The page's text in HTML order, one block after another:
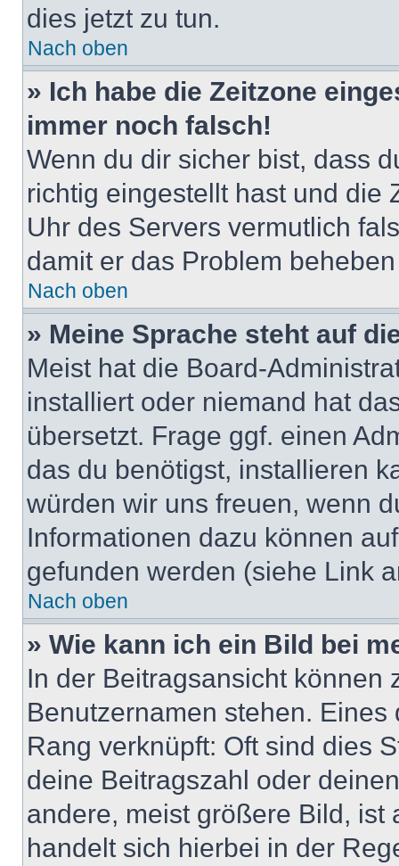
dies jetzt zu tun.
Nach oben
» Ich habe die Zeitzone
immer noch falsch!
Wenn du dir sicher bist, dass
richtig eingestellt hast und die
Uhr des Servers vermutlich
damit er das Problem
Nach oben
» Meine Sprache steht auf
Meist hat die Board-
installiert oder niemand hat
übersetzt. Frage ggf. einen
das du benötigst, installieren
würden wir uns freuen, wenn
Informationen dazu können
gefunden werden (siehe Link
Nach oben
» Wie kann ich ein Bild bei
In der Beitragsansicht können
Benutzernamen stehen.
Rang verknüpft: Oft sind dies
deine Beitragszahl oder
andere, meist größere Bild, ist
handelt sich hierbei in der